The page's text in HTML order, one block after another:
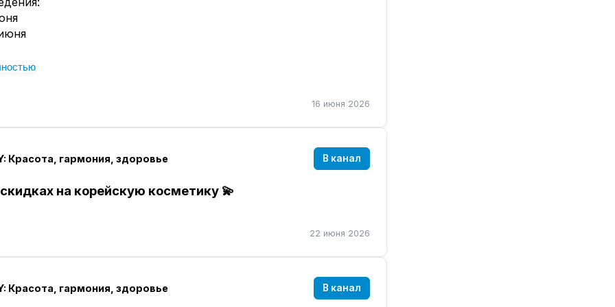
16 июня 2026
Красота, гармония, здоровье В канал
на корейскую косметику 💫
22 июня 2026
Красота, гармония, здоровье В канал